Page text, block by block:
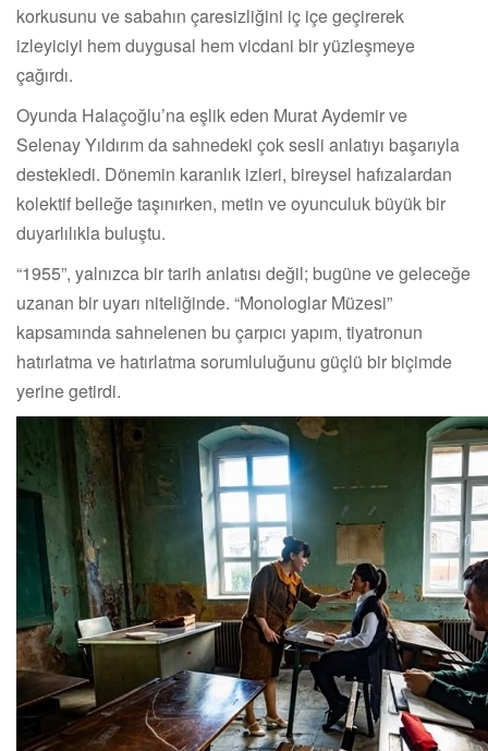
korkusunu ve sabahın çaresizliğini iç içe geçirerek
izleyiciyi hem duygusal hem vicdani bir yüzleşmeye
çağırdı.
Oyunda Halaçoğlu’na eşlik eden Murat Aydemir ve
Selenay Yıldırım da sahnedeki çok sesli anlatıyı başarıyla
destekledi. Dönemin karanlık izleri, bireysel hafızalardan
kolektif belleğe taşınırken, metin ve oyunculuk büyük bir
duyarlılıkla buluştu.
“1955”, yalnızca bir tarih anlatısı değil; bugüne ve geleceğe
uzanan bir uyarı niteliğinde. “Monologlar Müzesi”
kapsamında sahnelenen bu çarpıcı yapım, tiyatronun
hatırlatma ve hatırlatma sorumluluğunu güçlü bir biçimde
yerine getirdi.